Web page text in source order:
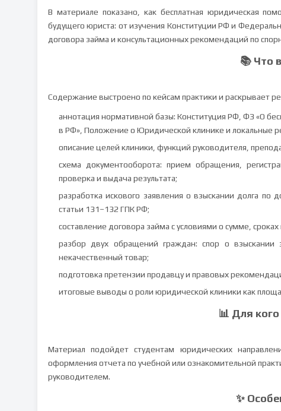
В материале показано, как бесплатная юридическая
будущего юриста: от изучения Конституции РФ и
договора займа и консультационных рекомендаций по
📚 Что
Содержание выстроено по кейсам практики и раскрывает
аннотация нормативной базы: Конституция РФ, ФЗ «О
в РФ», Положение о Юридической клинике и локальные
описание целей клиники, функций руководителя,
схема документооборота: прием обращения,
проверка и выдача результата;
разработка искового заявления о взыскании долга
статьи 131–132 ГПК РФ;
составление договора займа с условиями о сумме,
разбор двух обращений граждан: спор о
некачественный товар;
подготовка претензии продавцу и правовых
итоговые выводы о роли юридической клиники как
📊 Для
Материал подойдет студентам юридических
оформления отчета по учебной или ознакомительной
руководителем.
✨